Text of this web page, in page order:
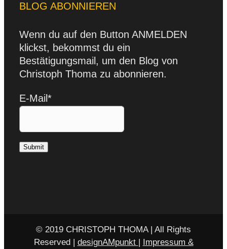
BLOG ABONNIEREN
Wenn du auf den Button ANMELDEN
klickst, bekommst du ein
Bestätigungsmail, um den Blog von
Christoph Thoma zu abonnieren.
E-Mail*
© 2019 CHRISTOPH THOMA | All Rights
Reserved | designAMpunkt | Impressum &